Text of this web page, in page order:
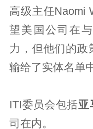
高级主任Naomi
望美国公司在
力，但他们的政
输给了实体名单
ITI委员会包括亚
司在内。